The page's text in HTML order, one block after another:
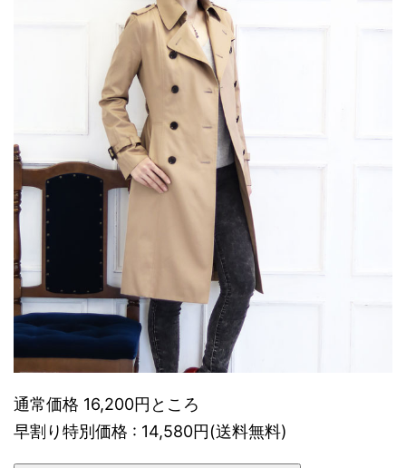
通常価格 16,200円ところ
早割り特別価格 : 14,580円(送料無料)